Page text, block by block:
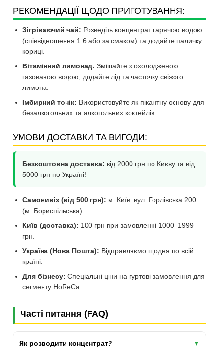
РЕКОМЕНДАЦІЇ ЩОДО ПРИГОТУВАННЯ:
Зігріваючий чай: Розведіть концентрат гарячою водою
(співвідношення 1:6 або за смаком) та додайте паличку
кориці.
Вітамінний лимонад: Змішайте з охолодженою
газованою водою, додайте лід та часточку свіжого
лимона.
Імбирний тонік: Використовуйте як пікантну основу для
безалкогольних та алкогольних коктейлів.
УМОВИ ДОСТАВКИ ТА ВИГОДИ:
Безкоштовна доставка: від 2000 грн по Києву та від
5000 грн по Україні!
Самовивіз (від 500 грн): м. Київ, вул. Горлівська 200
(м. Бориспільська).
Київ (доставка): 100 грн при замовленні 1000–1999
грн.
Україна (Нова Пошта): Відправляємо щодня по всій
країні.
Для бізнесу: Спеціальні ціни на гуртові замовлення для
сегменту HoReCa.
Часті питання (FAQ)
Як розводити концентрат? ▼